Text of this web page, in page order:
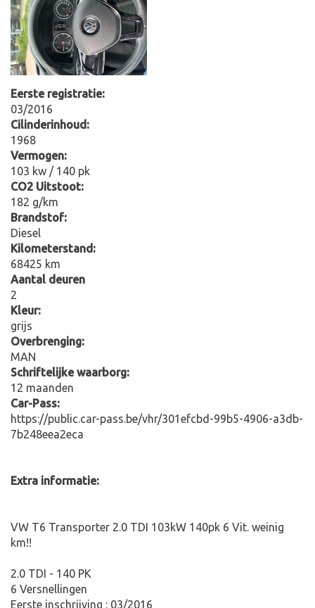
Eerste registratie:
03/2016
Cilinderinhoud:
1968
Vermogen:
103 kw / 140 pk
CO2 Uitstoot:
182 g/km
Brandstof:
Diesel
Kilometerstand:
68425 km
Aantal deuren
2
Kleur:
grijs
Overbrenging:
MAN
Schriftelijke waarborg:
12 maanden
Car-Pass:
https://public.car-pass.be/vhr/301efcbd-99b5-4906-a3db-
7b248eea2eca
Extra informatie:
VW T6 Transporter 2.0 TDI 103kW 140pk 6 Vit. weinig
km!!
2.0 TDI - 140 PK
6 Versnellingen
Eerste inschrijving : 03/2016